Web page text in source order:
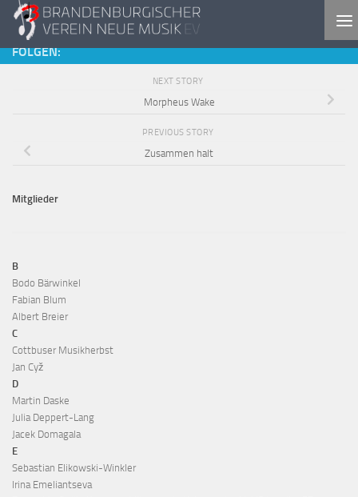
Skip to content
FOLGEN:
NEXT STORY
Morpheus Wake
PREVIOUS STORY
Zusammen halt
Mitglieder
B
Bodo Bärwinkel
Fabian Blum
Albert Breier
C
Cottbuser Musikherbst
Jan Cyž
D
Martin Daske
Julia Deppert-Lang
Jacek Domagala
E
Sebastian Elikowski-Winkler
Irina Emeliantseva